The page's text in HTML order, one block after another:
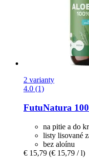
2 varianty
4.0 (1)
FutuNatura
na pitie a do
listy lisované
bez aloínu
€ 15,79 (€ 15,79 / l)